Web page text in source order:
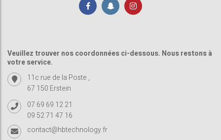
Veuillez trouver nos coordonnées ci-dessous. Nous restons à
votre service.
11c rue de la Poste ,
67 150 Erstein
07 69 69 12 21
09 52 71 47 16
contact@hbtechnology.fr